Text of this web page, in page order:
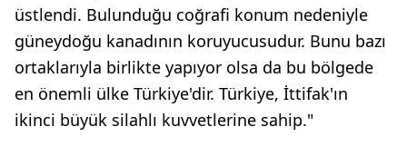
üstlendi. Bulunduğu coğrafi konum nedeniyle
güneydoğu kanadının koruyucusudur. Bunu bazı
ortaklarıyla birlikte yapıyor olsa da bu bölgede
en önemli ülke Türkiye'dir. Türkiye, İttifak'ın
ikinci büyük silahlı kuvvetlerine sahip."